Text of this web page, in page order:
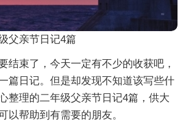
父亲节日记4篇
结束了，今天一定有不少的收获吧，
篇日记。但是却发现不知道该写些什
整理的二年级父亲节日记4篇，供大
以帮助到有需要的朋友。